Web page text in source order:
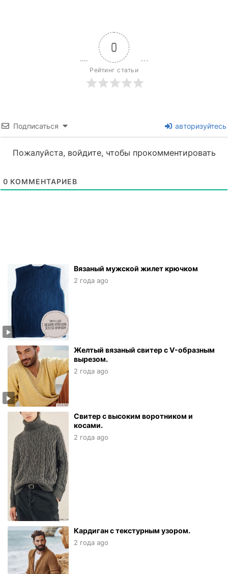
0
Рейтинг статьи
Подписаться авторизуйтесь
Пожалуйста, войдите, чтобы прокомментировать
0 КОММЕНТАРИЕВ
Вязаный мужской жилет крючком
2 года ago
Желтый вязаный свитер с V-образным
вырезом.
2 года ago
Свитер с высоким воротником и
косами.
2 года ago
Кардиган с текстурным узором.
2 года ago